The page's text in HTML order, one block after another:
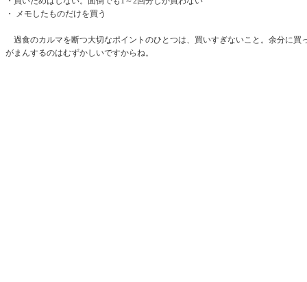
・ メモしたものだけを買う
過食のカルマを断つ大切なポイントのひとつは、買いすぎないこと。余分に買
がまんするのはむずかしいですからね。